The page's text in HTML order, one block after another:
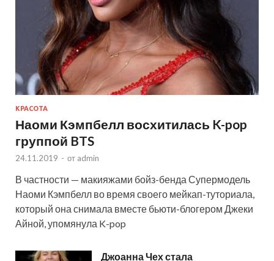
КРАСОТА
Наоми Кэмпбелл восхитилась K-pop
группой BTS
24.11.2019 - от admin
В частности — макияжами бойз-бенда Супермодель
Наоми Кэмпбелл во время своего мейкап-туториала,
который она снимала вместе бьюти-блогером Джеки
Айной, упомянула K-pop
Джоанна Чех стала